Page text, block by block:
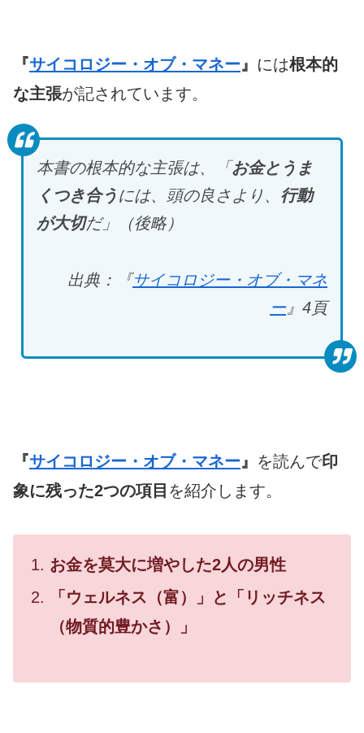
『サイコロジー・オブ・マネー』 には根本的
な主張が記されています。
本書の根本的な主張は、「 お金とうま
くつき合うには、頭の良さより、 行動
が大切だ」（後略）
出典：『サイコロジー・オブ・マネ
ー』4頁
『サイコロジー・オブ・マネー』 を読んで印
象に残った2つの項目 を紹介します。
お金を莫大に増やした2人の男性
「ウェルネス（富）」と「リッチネス
（物質的豊かさ）」